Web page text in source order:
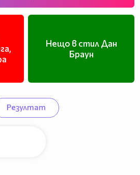
Нещо в стил Дан
Браун
Резултат